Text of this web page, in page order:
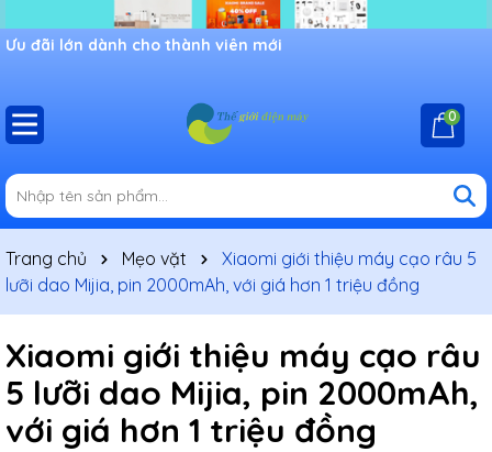
Ưu đãi lớn dành cho thành viên mới
0
Trang chủ Mẹo vặt
Xiaomi giới thiệu máy cạo râu 5
lưỡi dao Mijia, pin 2000mAh, với giá hơn 1 triệu đồng
Xiaomi giới thiệu máy cạo râu
5 lưỡi dao Mijia, pin 2000mAh,
với giá hơn 1 triệu đồng